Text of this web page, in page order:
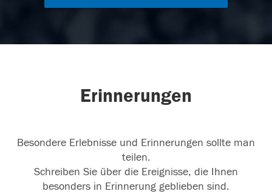
Erinnerungen
Besondere Erlebnisse und Erinnerungen sollte man
teilen.
Schreiben Sie über die Ereignisse, die Ihnen
besonders in Erinnerung geblieben sind.